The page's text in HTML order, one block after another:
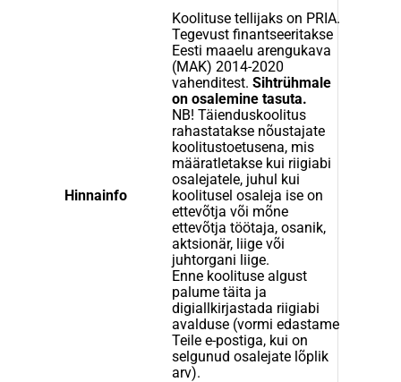
Hinnainfo
Koolituse tellijaks on PRIA.
Tegevust finantseeritakse
Eesti maaelu arengukava
(MAK) 2014-2020
vahenditest. Sihtrühmale
on osalemine tasuta.
NB! Täienduskoolitus
rahastatakse nõustajate
koolitustoetusena, mis
määratletakse kui riigiabi
osalejatele, juhul kui
koolitusel osaleja ise on
ettevõtja või mõne
ettevõtja töötaja, osanik,
aktsionär, liige või
juhtorgani liige.
Enne koolituse algust
palume täita ja
digiallkirjastada riigiabi
avalduse (vormi edastame
Teile e-postiga, kui on
selgunud osalejate lõplik
arv).